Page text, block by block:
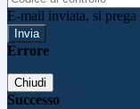
E-mail inviata, si
Errore
Chiudi
Successo